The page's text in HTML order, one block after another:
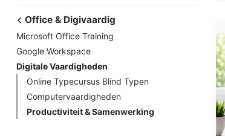
Office & Digivaardig
Microsoft Office Training
Google Workspace
Digitale Vaardigheden
Online Typecursus Blind Typen
Computervaardigheden
Productiviteit & Samenwerking